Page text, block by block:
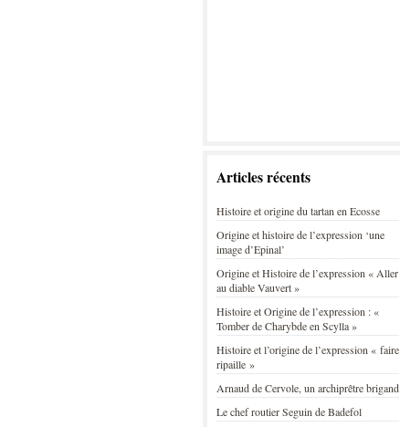
Articles récents
Histoire et origine du tartan en Ecosse
Origine et histoire de l’expression ‘une
image d’Epinal’
Origine et Histoire de l’expression « Aller
au diable Vauvert »
Histoire et Origine de l’expression : «
Tomber de Charybde en Scylla »
Histoire et l’origine de l’expression « faire
ripaille »
Arnaud de Cervole, un archiprêtre brigand
Le chef routier Seguin de Badefol